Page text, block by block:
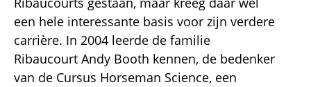
een hele interessante basis voor zijn verdere
carrière. In 2004 leerde de familie
Ribaucourt Andy Booth kennen, de bedenker
van de Cursus Horseman Science, een